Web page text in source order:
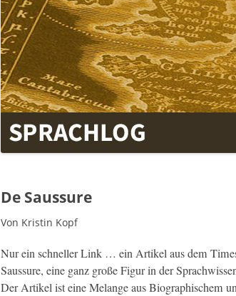
De Saussure
Von Kristin Kopf
Nur ein schneller Link … ein Artikel aus dem
Saus­sure, eine ganz große Fig­ur in der
Der Artikel ist eine Melange aus Biographis­chem